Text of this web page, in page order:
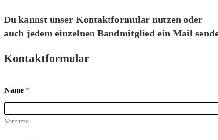
Du kannst unser Kontaktformular nutzen oder
auch jedem einzelnen Bandmitglied ein Mail
Kontaktformular
Name *
Vorname